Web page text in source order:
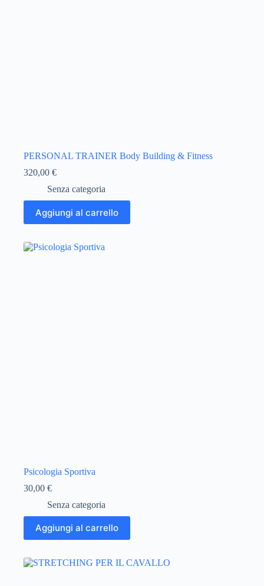
PERSONAL TRAINER Body Building & Fitness
320,00 €
Senza categoria
Aggiungi al carrello
Psicologia Sportiva
30,00 €
Senza categoria
Aggiungi al carrello